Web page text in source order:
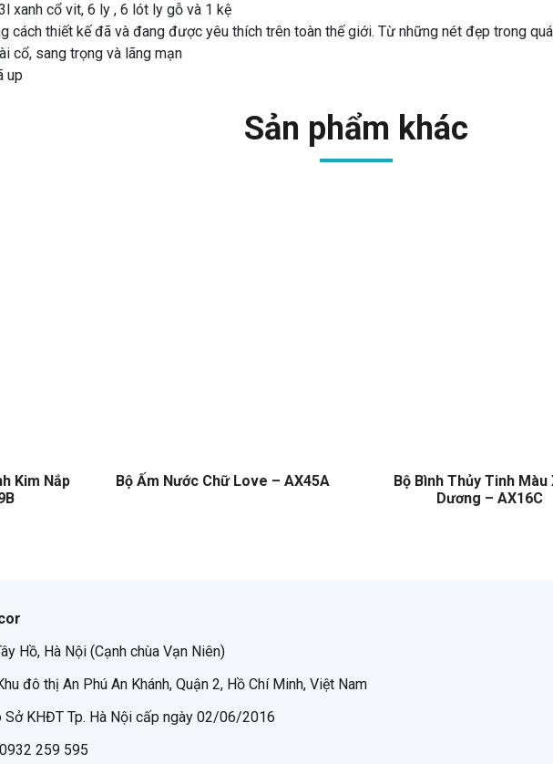
xanh cổ vit, 6 ly , 6 lót ly gỗ và 1 kệ
cách thiết kế đã và đang được yêu thích trên toàn thế giới. Từ những nét đẹp trong
cổ, sang trọng và lãng mạn
up
Sản phẩm khác
Kim Nắp
Bộ Ấm Nước Chữ Love – AX45A
Bộ Bình Thủy Tinh Màu
Dương – AX16C
Hồ, Hà Nội (Cạnh chùa Vạn Niên)
đô thị An Phú An Khánh, Quận 2, Hồ Chí Minh, Việt Nam
KHĐT Tp. Hà Nội cấp ngày 02/06/2016
259 595